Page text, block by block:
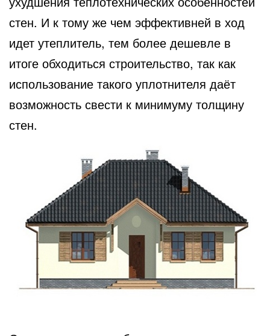
стен. И к тому же чем эффективней в ход
идет утеплитель, тем более дешевле в
итоге обходиться строительство, так как
использование такого уплотнителя даёт
возможность свести к минимуму толщину
стен.